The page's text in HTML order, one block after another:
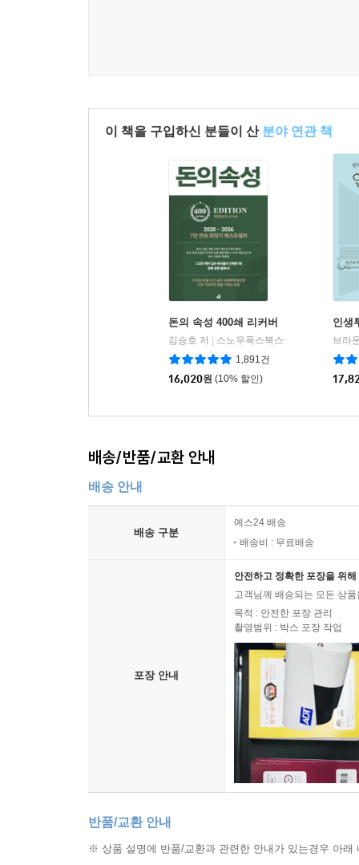
이 책을 구입하신 분들이 산 분야 연관 책
돈의 속성 400쇄 리커버
김승호 저
스노우폭스북스
1,891건
16,020원 (10% 할인)
인생
브라
배송/반품/교환 안내
배송 안내
배송 구분
예스24 배송
배송비 : 무료배송
포장 안내
안전하고 정확한 포장을 위
고객님께 배송되는 모든 상
목적 : 안전한 포장 관리
촬영범위 : 박스 포장 작업
반품/교환 안내
※ 상품 설명에 반품/교환과 관련한 안내가 있는경우 아